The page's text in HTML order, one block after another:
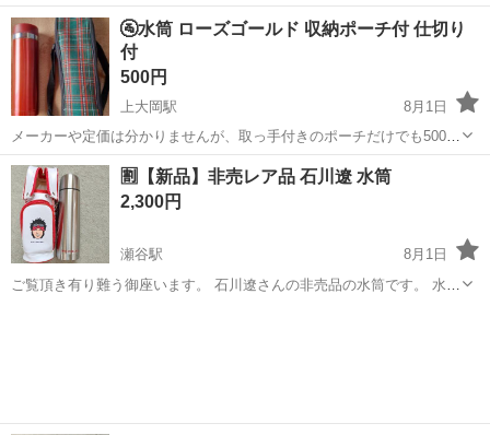
位 縁に細かな傷あり 箱無し
神奈川 横浜市 片倉町駅 食器 MAEBATA
🚰水筒 ローズゴールド 収納ポーチ付 仕切り
付
500円
上大岡駅
8月1日
メーカーや定価は分かりませんが、取っ手付きのポーチだけでも500円
以上はするかと思います。似たようなサイズの水筒にも使え、持ち歩
きや取り出しにも便利です。仕切りが有り、氷やお茶のパックなど入
ったままでも、気にせずに飲む事が出...
神奈川 横浜市 上大岡駅 食器 水筒
🈹【新品】非売レア品 石川遼 水筒
2,300円
瀬谷駅
8月1日
ご覧頂き有り難う御座います。 石川遼さんの非売品の水筒です。 水筒